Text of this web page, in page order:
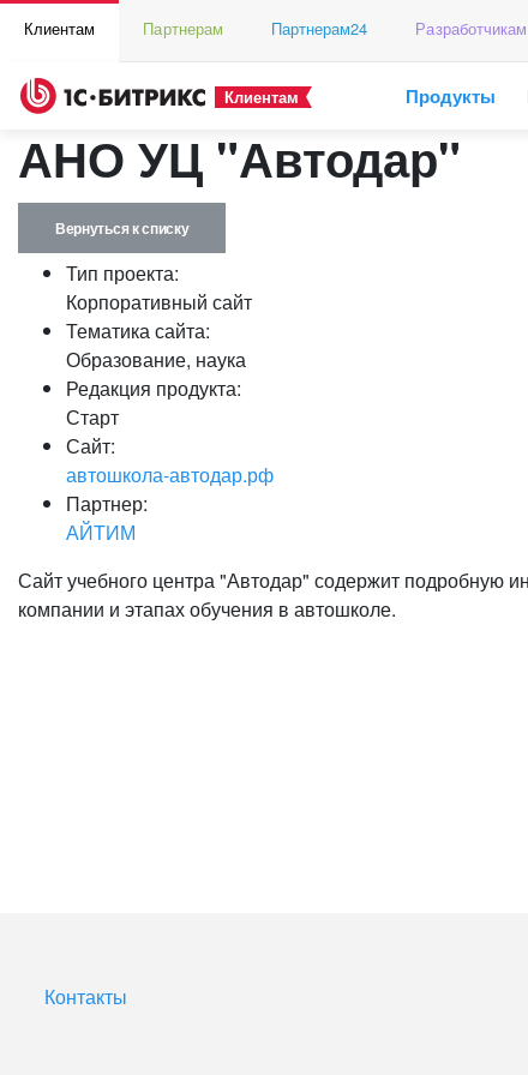
Клиентам Партнерам Партнерам24 Разработчикам
Клиентам Продукты
АНО УЦ "Автодар"
Вернуться к списку
Тип проекта:
Корпоративный сайт
Тематика сайта:
Образование, наука
Редакция продукта:
Старт
Сайт:
автошкола-автодар.рф
Партнер:
АЙТИМ
Сайт учебного центра "Автодар" содержит подробную
компании и этапах обучения в автошколе.
Контакты